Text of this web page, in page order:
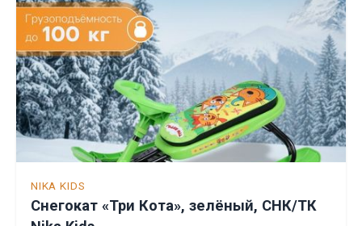
NIKA KIDS
Снегокат «Три Кота», зелёный, СНК/ТК